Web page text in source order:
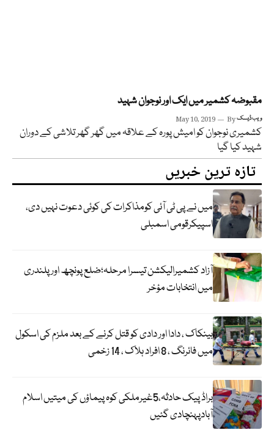
مقبوضہ کشمیر میں ایک اور نوجوان شہید
May 10, 2019 Byویب ڈیسک
کشمیری نوجوان کو امیش پورہ کے علاقہ میں گھر گھر تلاشی کے دوران
شہید کیا گیا
تازہ ترین خبریں
میں نے پی ٹی آئی کومذاکرات کی کوئی دعوت نہیں دی،
اسپیکرقومی اسمبلی
آزاد کشمیرالیکشن تیسرا مرحلہ؛ضلع پونچھ اور پلندری
میں انتخابات مؤخر
بینکاک ، دادا اور دادی کو قتل کرنے کے بعد ملزم کی اسکول
میں فائرنگ ، 8 افراد ہلاک ، 14 زخمی
براڈ پیک حادثہ،5غیرملکی کوہ پیماؤں کی میتیں اسلام
آبادپہنچادی گئیں